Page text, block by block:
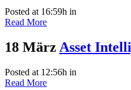
Posted at 16:59h in
Read More
18 März Asset
Posted at 12:56h in
Read More